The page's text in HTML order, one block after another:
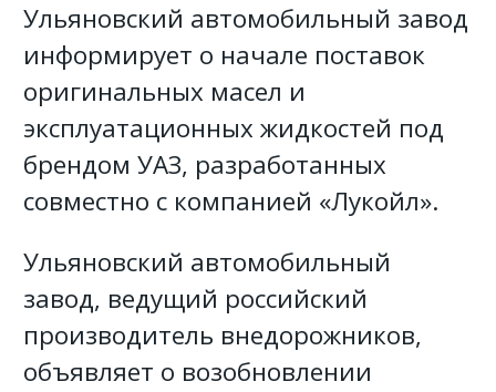
Ульяновский автомобильный завод
информирует о начале поставок
оригинальных масел и
эксплуатационных жидкостей под
брендом УАЗ, разработанных
совместно с компанией «Лукойл».
Ульяновский автомобильный
завод, ведущий российский
производитель внедорожников,
объявляет о возобновлении